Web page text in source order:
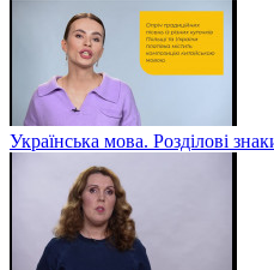
Українська мова. Розділові